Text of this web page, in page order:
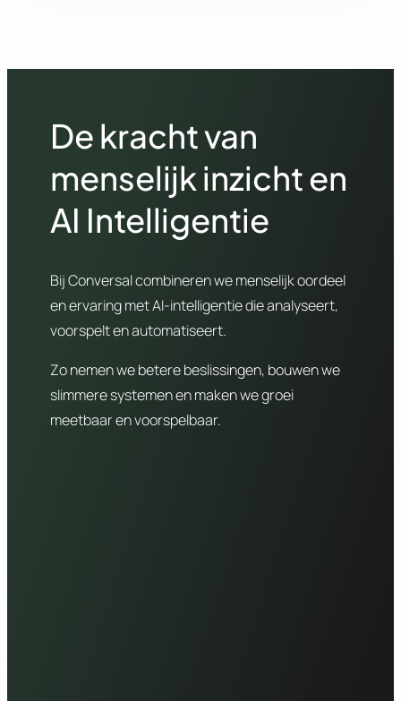
De kracht van
menselijk inzicht en
AI Intelligentie
Bij Conversal combineren we menselijk oordeel
en ervaring met AI-intelligentie die analyseert,
voorspelt en automatiseert.
Zo nemen we betere beslissingen, bouwen we
slimmere systemen en maken we groei
meetbaar en voorspelbaar.